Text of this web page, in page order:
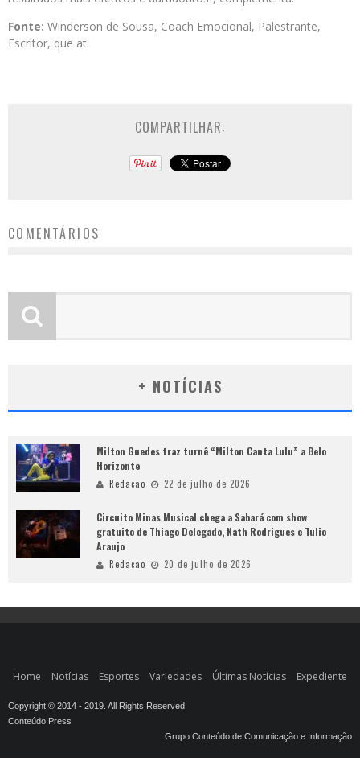
Fonte: Winderson de Sousa, Coach Emocional, Palestrante,
Escritor, que at
COMPARTILHAR:
COMENTÁRIOS
+ NOTÍCIAS
Milton Guedes traz turnê “Milton Canta Lulu” a Belo
Horizonte
Redacao 22 de julho de 2026
Circuito Minas Musical chega a Sabará com show
gratuito de Thiago Delegado, Nath Rodrigues e Tulio
Araujo
Redacao 20 de julho de 2026
Home Notícias Esportes Variedades Últimas Notícias Expediente
Copyright © 2014 - 2019. All Rights Reserved.
Conteúdo Press
Grupo Conteúdo de Comunicação e Informação